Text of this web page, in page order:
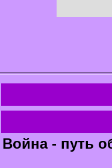
Война - путь